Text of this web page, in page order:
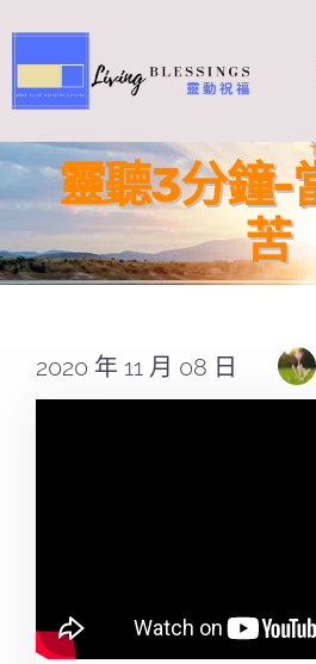
to
content
關於我們
奉獻支持
課程報名
靈聽3分鐘-
苦
2020 年 11 月 08 日